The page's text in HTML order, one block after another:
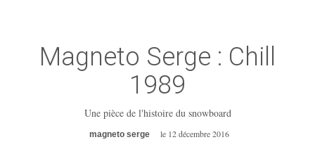
Magneto Serge : Chill
1989
Une pièce de l'histoire du snowboard
magneto serge le 12 décembre 2016